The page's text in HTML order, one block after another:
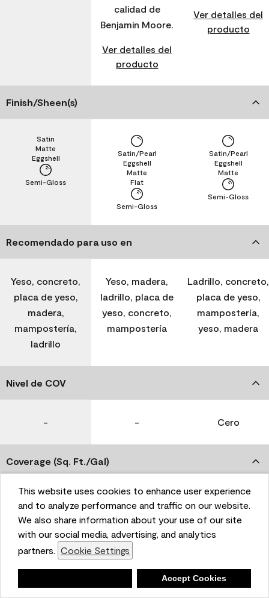
This website uses cookies to enhance user experience
and to analyze performance and traffic on our website.
We also share information about your use of our site
with our social media, advertising, and analytics
partners. Cookie Settings
Accept Cookies
calidad de
Benjamin Moore.
Ver detalles del
producto
Ver detalles del
producto
Finish/Sheen(s)
Semi-Gloss
Eggshell
Matte
Satin
Semi-Gloss
Flat
Matte
Eggshell
Satin/Pearl
Semi-Gloss
Matte
Eggshell
Satin/Pearl
Recomendado para uso en
Yeso, concreto,
placa de yeso,
madera,
mampostería,
ladrillo
Yeso, madera,
ladrillo, placa de
yeso, concreto,
mampostería
Ladrillo, concreto,
placa de yeso,
mampostería,
yeso, madera
Nivel de COV
- - Cero
Coverage (Sq. Ft./Gal)
350-400 400-450 400-450
Tiempo de secado
1 hora